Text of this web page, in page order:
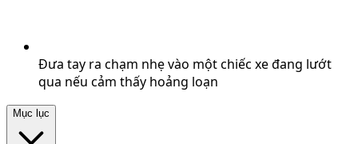
Đưa tay ra chạm nhẹ vào một chiếc xe đang lướt
qua nếu cảm thấy hoảng loạn
Mục lục